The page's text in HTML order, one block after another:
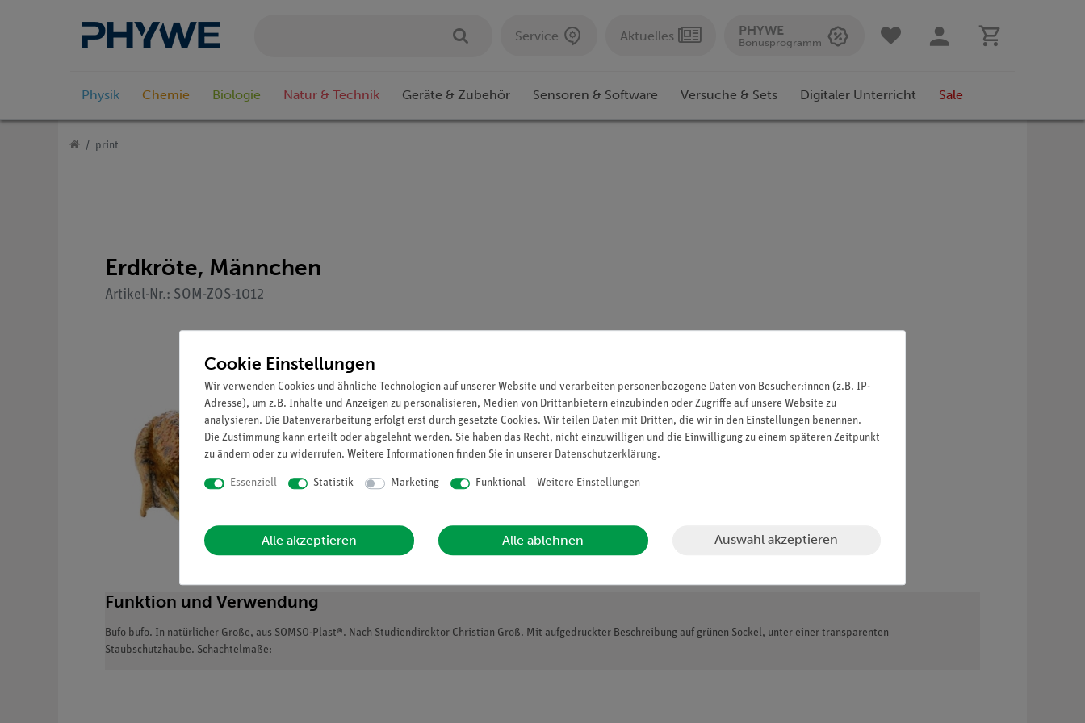
Service Aktuelles PHYWE
Bonusprogramm
Physik Chemie Biologie Natur & Technik Geräte & Zubehör Sensoren & Software Versuche & Sets Digitaler Unterricht Sale
print
Erdkröte, Männchen
Artikel-Nr.: SOM-ZOS-1012
Funktion und Verwendung
Bufo bufo. In natürlicher Größe, aus SOMSO-Plast®. Nach Studiendirektor Christian Groß. Mit aufgedruckter Beschreibung auf grünen Sockel, unter einer transparenten
Staubschutzhaube. Schachtelmaße:
Cookie Einstellungen
Wir verwenden Cookies und ähnliche Technologien auf unserer Website und verarbeiten personenbezogene Daten von Besucher:innen (z.B. IP-
Adresse), um z.B. Inhalte und Anzeigen zu personalisieren, Medien von Drittanbietern einzubinden oder Zugriffe auf unsere Website zu
analysieren. Die Datenverarbeitung erfolgt erst durch gesetzte Cookies. Wir teilen Daten mit Dritten, die wir in den Einstellungen benennen.
Die Zustimmung kann erteilt oder abgelehnt werden. Sie haben das Recht, nicht einzuwilligen und die Einwilligung zu einem späteren Zeitpunkt
zu ändern oder zu widerrufen. Weitere Informationen finden Sie in unserer Daten­schutz­erklärung.
Essenziell Statistik Marketing Funktional Weitere Einstellungen
Alle akzeptieren Alle ablehnen Auswahl akzeptieren